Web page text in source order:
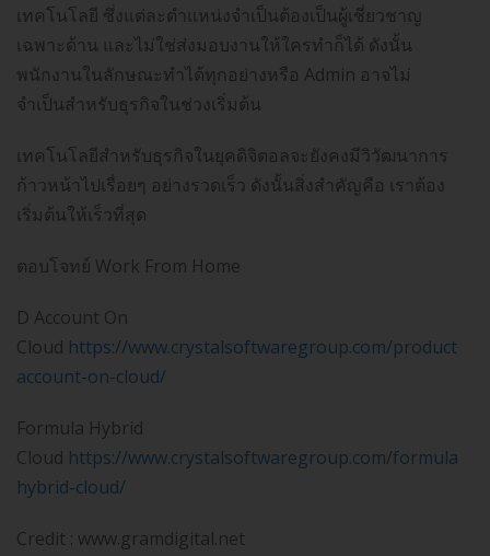
เทคโนโลยี ซึ่งแต่ละตำแหน่งจำเป็นต้องเป็นผู้เชี่ยวชาญ
เฉพาะด้าน และไม่ใช่ส่งมอบงานให้ใครทำก็ได้ ดังนั้น
พนักงานในลักษณะทำได้ทุกอย่างหรือ Admin อาจไม่
จำเป็นสำหรับธุรกิจในช่วงเริ่มต้น
เทคโนโลยีสำหรับธุรกิจในยุคดิจิตอลจะยังคงมีวิวัฒนาการ
ก้าวหน้าไปเรื่อยๆ อย่างรวดเร็ว ดังนั้นสิ่งสำคัญคือ เราต้อง
เริ่มต้นให้เร็วที่สุด
ตอบโจทย์ Work From Home
D Account On
Cloud https://www.crystalsoftwaregroup.com/products/d-
account-on-cloud/
Formula Hybrid
Cloud https://www.crystalsoftwaregroup.com/formula-
hybrid-cloud/
Credit : www.gramdigital.net